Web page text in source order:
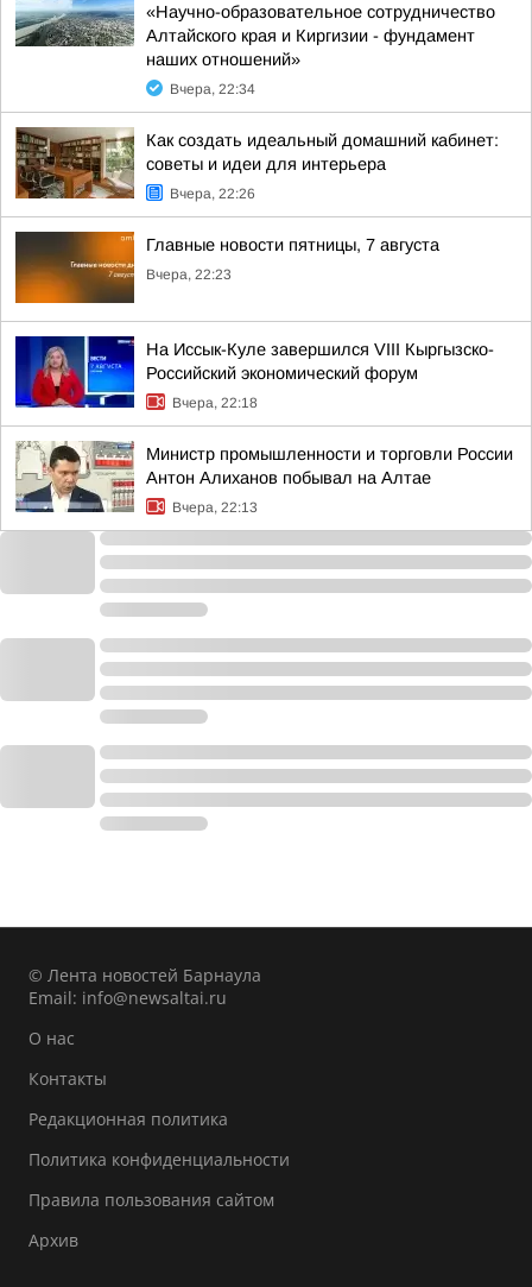
«Научно-образовательное сотрудничество
Алтайского края и Киргизии - фундамент
наших отношений»
Вчера, 22:34
Как создать идеальный домашний кабинет:
советы и идеи для интерьера
Вчера, 22:26
Главные новости пятницы, 7 августа
Вчера, 22:23
На Иссык-Куле завершился VIII Кыргызско-
Российский экономический форум
Вчера, 22:18
Министр промышленности и торговли России
Антон Алиханов побывал на Алтае
Вчера, 22:13
© Лента новостей Барнаула
Email: info@newsaltai.ru
О нас
Контакты
Редакционная политика
Политика конфиденциальности
Правила пользования сайтом
Архив